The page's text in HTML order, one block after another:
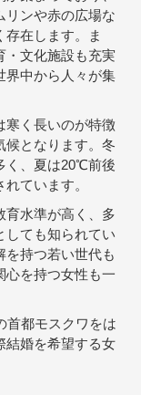
リンや赤の広場な
存在します。ま
・文化施設も充実
界中から人々が集
寒く長いのが特徴
候となります。冬
く、夏は20℃前後
ています。
育水準が高く、多
しても知られてい
を持つ若い世代も
心を持つ女性も一
首都モスクワをは
結婚を希望する女